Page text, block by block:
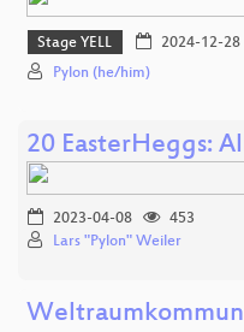
Stage YELL 2024-12-28
Pylon (he/him)
20 EasterHeggs:
2023-04-08
453
Lars "Pylon" Weiler